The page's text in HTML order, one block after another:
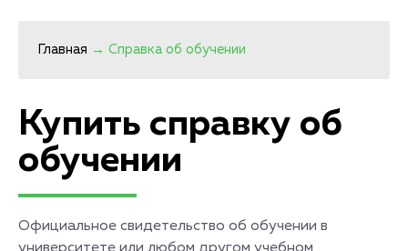
Главная → Справка об обучении
Купить справку об
обучении
Официальное свидетельство об обучении в